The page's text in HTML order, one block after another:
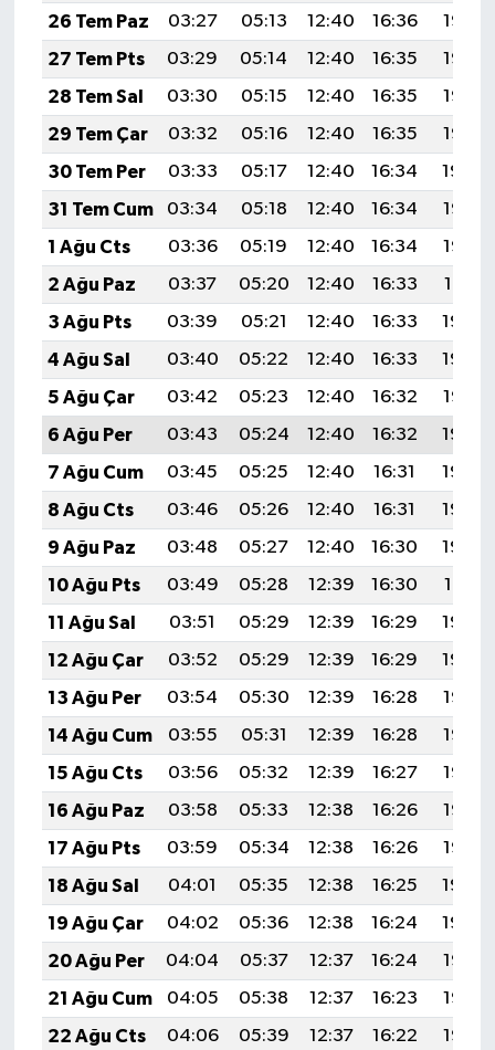
26 Tem Paz
03:27 05:13 12:40 16:36
19:58
27 Tem Pts
03:29 05:14 12:40 16:35
19:57
28 Tem Sal
03:30 05:15 12:40 16:35
19:56
29 Tem Çar
03:32 05:16 12:40 16:35
19:55
30 Tem Per
03:33 05:17 12:40 16:34
19:54
31 Tem Cum
03:34 05:18 12:40 16:34
19:53
1 Ağu Cts
03:36 05:19 12:40 16:34
19:52
2 Ağu Paz
03:37 05:20 12:40 16:33
19:51
3 Ağu Pts
03:39 05:21 12:40 16:33
19:50
4 Ağu Sal
03:40 05:22 12:40 16:33
19:48
5 Ağu Çar
03:42 05:23 12:40 16:32
19:47
6 Ağu Per
03:43 05:24 12:40 16:32
19:46
7 Ağu Cum
03:45 05:25 12:40 16:31
19:45
8 Ağu Cts
03:46 05:26 12:40 16:31
19:44
9 Ağu Paz
03:48 05:27 12:40 16:30
19:42
10 Ağu Pts
03:49 05:28 12:39 16:30
19:41
11 Ağu Sal
03:51 05:29 12:39 16:29
19:40
12 Ağu Çar
03:52 05:29 12:39 16:29
19:39
13 Ağu Per
03:54 05:30 12:39 16:28
19:37
14 Ağu Cum
03:55 05:31 12:39 16:28
19:36
15 Ağu Cts
03:56 05:32 12:39 16:27
19:35
16 Ağu Paz
03:58 05:33 12:38 16:26
19:33
17 Ağu Pts
03:59 05:34 12:38 16:26
19:32
18 Ağu Sal
04:01 05:35 12:38 16:25
19:30
19 Ağu Çar
04:02 05:36 12:38 16:24
19:29
20 Ağu Per
04:04 05:37 12:37 16:24
19:28
21 Ağu Cum
04:05 05:38 12:37 16:23
19:26
22 Ağu Cts
04:06 05:39 12:37 16:22
19:25